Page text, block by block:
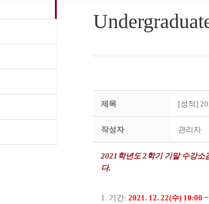
제목 [성적]
작성자 관리자
2021 학년도2학기 기말 수강소
다.
1. 기간: 2021. 12. 22(수) 10:00